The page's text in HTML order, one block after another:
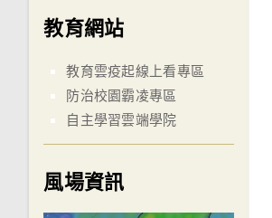
教育網站
教育雲疫起線上看專區
防治校園霸凌專區
自主學習雲端學院
風場資訊